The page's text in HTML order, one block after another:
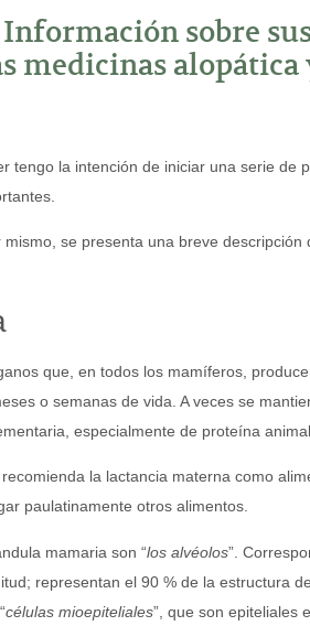
sobre
medicinas
tengo la intención de iniciar una serie de
se presenta una breve descripción
que, en todos los mamíferos,
o semanas de vida. A veces se
especialmente de proteína animal.
la lactancia materna como
paulatinamente otros alimentos.
mamaria son “los alvéolos”.
representan el 90 % de la estructura
células mioepiteliales”, que son epiteliales